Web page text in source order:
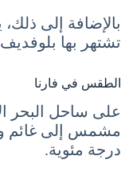
بالإضافة إلى ذلك،
تشتهر بها بلوفديف
الطقس في فارنا
على ساحل البحر
درجة مئوية.